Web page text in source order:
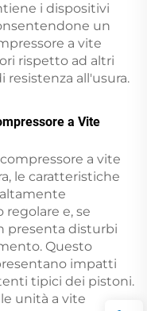
i dispositivi
un
a vite
rispetto ad altri
all'usura.
a Vite
a vite
le caratteristiche
regolare e, se
presenta disturbi
Questo
impatti
tipici dei pistoni.
unità a vite